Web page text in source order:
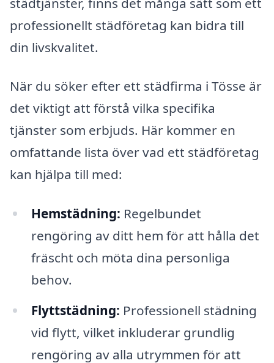
professionellt städföretag kan bidra till
din livskvalitet.
När du söker efter ett städfirma i Tösse är
det viktigt att förstå vilka specifika
tjänster som erbjuds. Här kommer en
omfattande lista över vad ett städföretag
kan hjälpa till med:
Hemstädning: Regelbundet
rengöring av ditt hem för att hålla det
fräscht och möta dina personliga
behov.
Flyttstädning: Professionell städning
vid flytt, vilket inkluderar grundlig
rengöring av alla utrymmen för att